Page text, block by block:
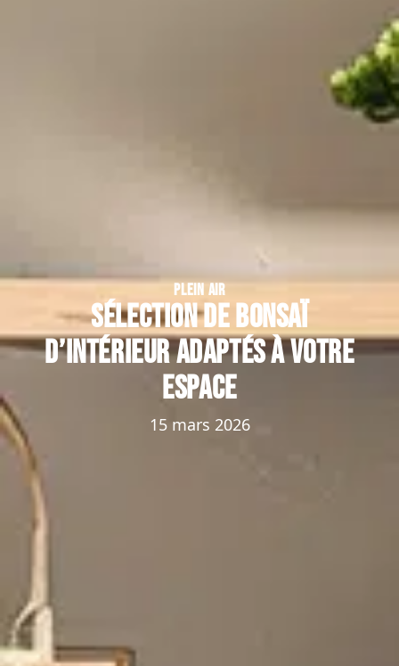
PLEIN AIR
Sélection de bonsaï
d’intérieur adaptés à votre
espace
15 mars 2026